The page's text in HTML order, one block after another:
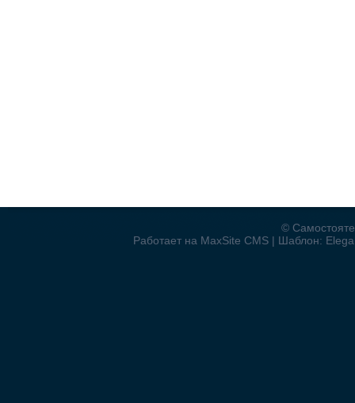
©
Работает на MaxSite CMS | Шаблон: